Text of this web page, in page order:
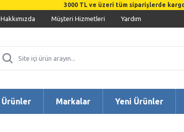
3000 TL ve üzeri tüm siparişlerde
Hakkımızda Müşteri Hizmetleri Yardım
Ürünler Markalar Yeni Ürünler